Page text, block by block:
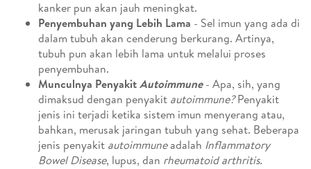
kanker pun akan jauh meningkat.
Penyembuhan yang Lebih Lama - Sel imun yang ada di
dalam tubuh akan cenderung berkurang. Artinya,
tubuh pun akan lebih lama untuk melalui proses
penyembuhan.
Munculnya PenyakitAutoimmune - Apa, sih, yang
dimaksud dengan penyakit autoimmune?Penyakit
jenis ini terjadi ketika sistem imun menyerang atau,
bahkan, merusak jaringan tubuh yang sehat. Beberapa
jenis penyakit autoimmuneadalah Inflammatory
Bowel Disease, lupus, dan rheumatoid arthritis.